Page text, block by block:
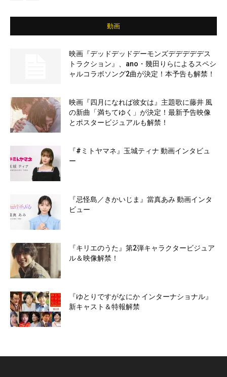
動画
映画『デッドデッドデーモンズデデデデデス
トラクション』、ano・幾田りらによるスペシ
ャルコラボソング2曲が決定！本予告も解禁！
映画『四月になれば彼女は』主題歌に藤井 風
の新曲「満ちてゆく」が決定！最新予告映像
とポスタービジュアルも解禁！
『#ミトヤマネ』玉城ティナ 動画インタビュ
ー
『忌怪島／きかいじま』當真あみ 動画インタ
ビュー
『キリエのうた』第2弾キャラクタービジュア
ル＆映像解禁！
『ゆとりですがなにか インターナショナル』
新キャスト＆特報解禁